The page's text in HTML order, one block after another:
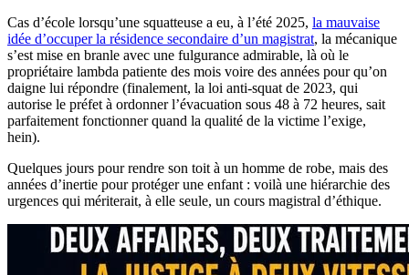
Cas d’école lorsqu’une squatteuse a eu, à l’été 2025, la mauvaise
idée d’occuper la résidence secondaire d’un magistrat, la mécanique
s’est mise en branle avec une fulgurance admirable, là où le
propriétaire lambda patiente des mois voire des années pour qu’on
daigne lui répondre (finalement, la loi anti-squat de 2023, qui
autorise le préfet à ordonner l’évacuation sous 48 à 72 heures, sait
parfaitement fonctionner quand la qualité de la victime l’exige,
hein).
Quelques jours pour rendre son toit à un homme de robe, mais des
années d’inertie pour protéger une enfant : voilà une hiérarchie des
urgences qui mériterait, à elle seule, un cours magistral d’éthique.